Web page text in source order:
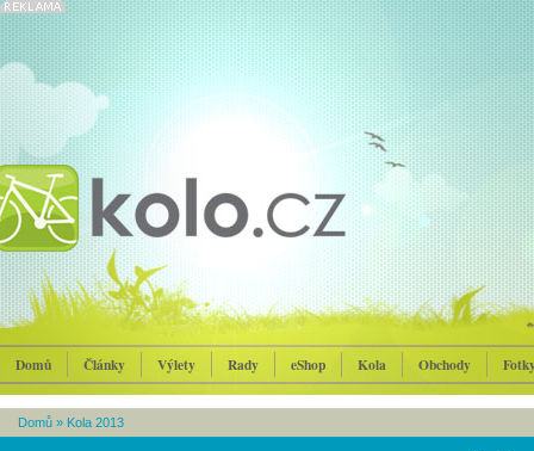
Domů Články Výlety Rady eShop Kola Obchody
Domů » Kola 2013